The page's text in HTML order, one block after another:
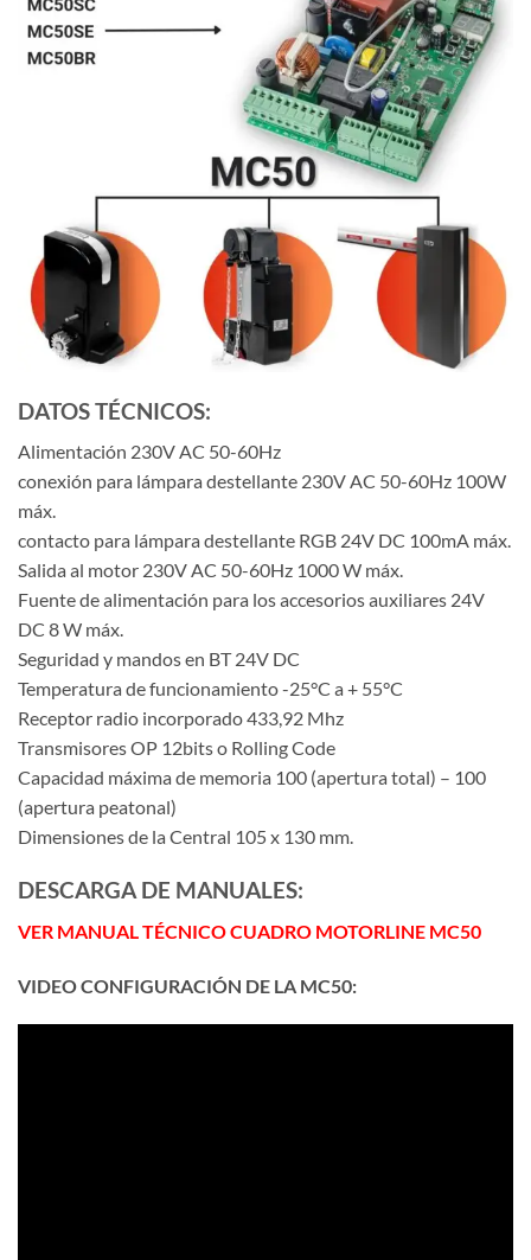
DATOS TÉCNICOS:
Alimentación 230V AC 50-60Hz
conexión para lámpara destellante 230V AC 50-60Hz 100W
máx.
contacto para lámpara destellante RGB 24V DC 100mA máx.
Salida al motor 230V AC 50-60Hz 1000 W máx.
Fuente de alimentación para los accesorios auxiliares 24V
DC 8 W máx.
Seguridad y mandos en BT 24V DC
Temperatura de funcionamiento -25°C a + 55°C
Receptor radio incorporado 433,92 Mhz
Transmisores OP 12bits o Rolling Code
Capacidad máxima de memoria 100 (apertura total) – 100
(apertura peatonal)
Dimensiones de la Central 105 x 130 mm.
DESCARGA DE MANUALES:
VER MANUAL TÉCNICO CUADRO MOTORLINE MC50
VIDEO CONFIGURACIÓN DE LA MC50: